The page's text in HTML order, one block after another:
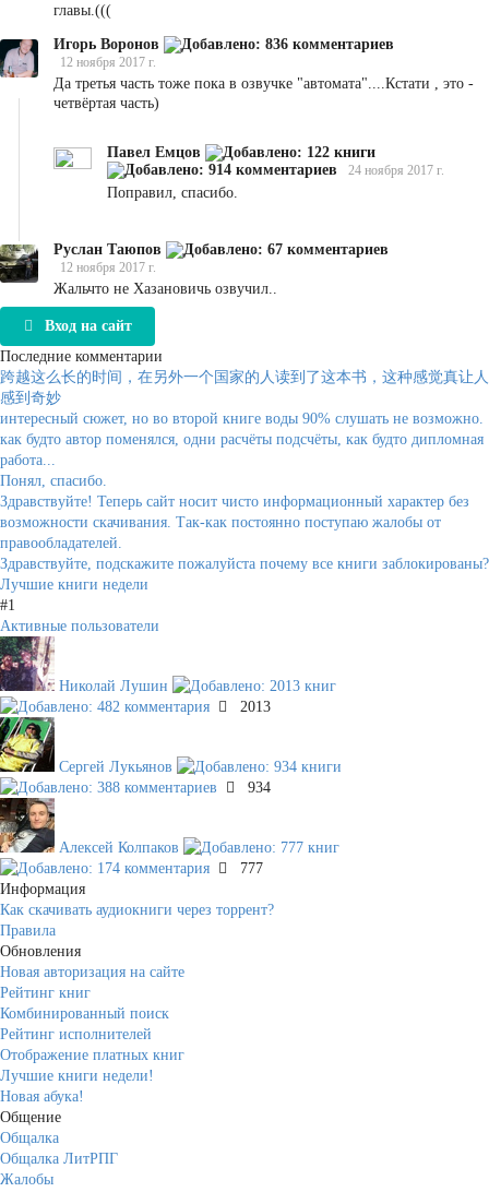
главы.(((
Игорь Воронов
12 ноября 2017 г.
Да третья часть тоже пока в озвучке "автомата"....Кстати , это -
четвёртая часть)
Павел Емцов
24 ноября 2017 г.
Поправил, спасибо.
Руслан Таюпов
12 ноября 2017 г.
Жальчто не Хазановичь озвучил..
Вход на сайт
Последние комментарии
跨越这么长的时间，在另外一个国家的人读到了这本书，这种感觉真让人
感到奇妙
интересный сюжет, но во второй книге воды 90% слушать не возможно.
как будто автор поменялся, одни расчёты подсчёты, как будто дипломная
работа...
Понял, спасибо.
Здравствуйте! Теперь сайт носит чисто информационный характер без
возможности скачивания. Так-как постоянно поступаю жалобы от
правообладателей.
Здравствуйте, подскажите пожалуйста почему все книги заблокированы?
Лучшие книги недели
#1
Активные пользователи
Николай Лушин
2013
Сергей Лукьянов
934
Алексей Колпаков
777
Информация
Как скачивать аудиокниги через торрент?
Правила
Обновления
Новая авторизация на сайте
Рейтинг книг
Комбинированный поиск
Рейтинг исполнителей
Отображение платных книг
Лучшие книги недели!
Новая абука!
Общение
Общалка
Общалка ЛитРПГ
Жалобы